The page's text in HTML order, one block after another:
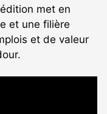
met en
et une filière
et de valeur